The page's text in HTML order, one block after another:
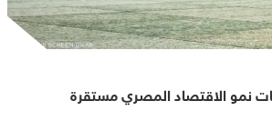
نمو الاقتصاد المصري مستقرة